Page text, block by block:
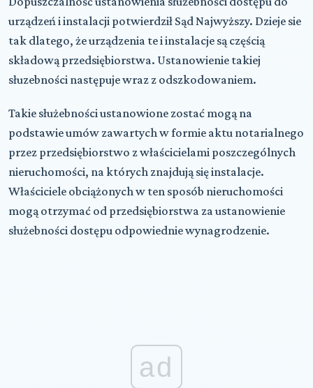
urządzeń i instalacji potwierdził Sąd Najwyższy. Dzieje sie
tak dlatego, że urządzenia te i instalacje są częścią
składową przedsiębiorstwa. Ustanowienie takiej
słuzebności następuje wraz z odszkodowaniem.
Takie służebności ustanowione zostać mogą na
podstawie umów zawartych w formie aktu notarialnego
przez przedsiębiorstwo z właścicielami poszczególnych
nieruchomości, na których znajdują się instalacje.
Właściciele obciążonych w ten sposób nieruchomości
mogą otrzymać od przedsiębiorstwa za ustanowienie
służebności dostępu odpowiednie wynagrodzenie.
ad